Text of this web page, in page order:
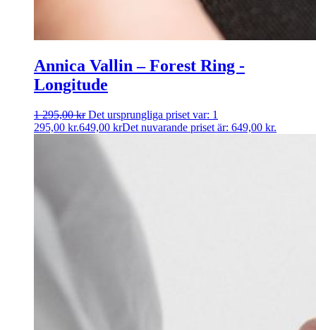
Annica Vallin – Forest Ring ­
Longitude
1 295,00kr Det ursprungliga priset var: 1
295,00 kr.649,00 krDet nuvarande priset är: 649,00 kr.